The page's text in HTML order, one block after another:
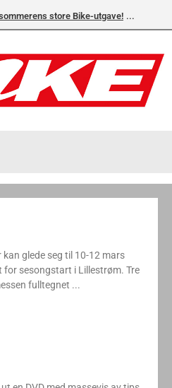
store Bike-utgave!
glede seg til 10-12 mars
for sesongstart i Lillestrøm. Tre
fulltegnet